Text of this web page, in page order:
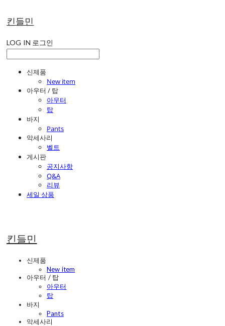
킨들민
LOG IN 로그인
신제품
New item
아우터 / 탑
아우터
탑
바지
Pants
악세사리
벨트
게시판
공지사항
Q&A
리뷰
세일 상품
킨들민
신제품
New item
아우터 / 탑
아우터
탑
바지
Pants
악세사리